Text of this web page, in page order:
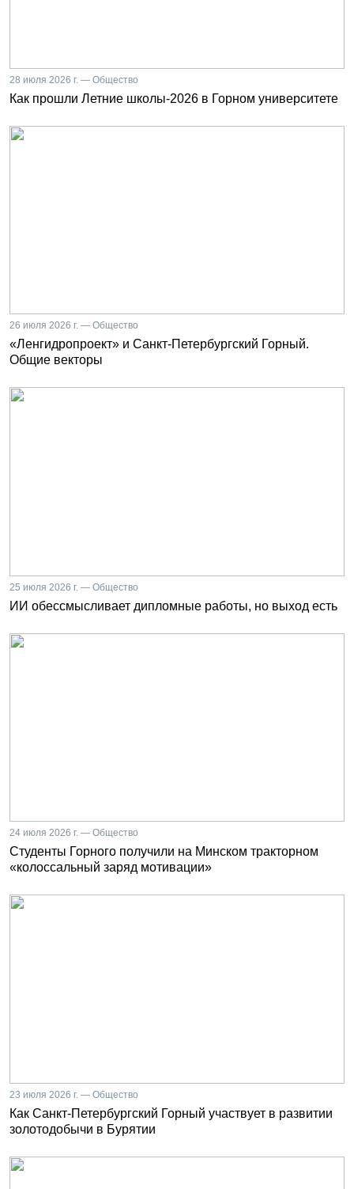
28 июля 2026 г. — Общество
Как прошли Летние школы-2026 в Горном университете
26 июля 2026 г. — Общество
«Ленгидропроект» и Санкт-Петербургский Горный.
Общие векторы
25 июля 2026 г. — Общество
ИИ обессмысливает дипломные работы, но выход есть
24 июля 2026 г. — Общество
Студенты Горного получили на Минском тракторном
«колоссальный заряд мотивации»
23 июля 2026 г. — Общество
Как Санкт-Петербургский Горный участвует в развитии
золотодобычи в Бурятии